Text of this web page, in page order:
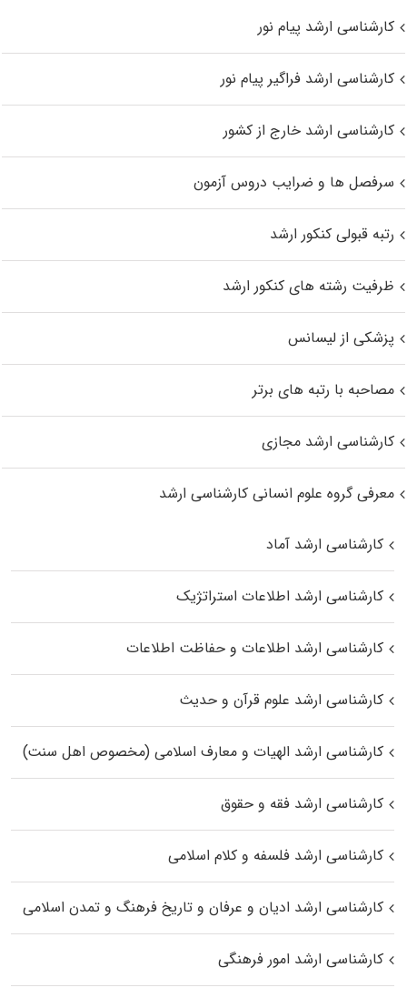
کارشناسی ارشد پیام نور
کارشناسی ارشد فراگیر پیام نور
کارشناسی ارشد خارج از کشور
سرفصل ها و ضرایب دروس آزمون
رتبه قبولی کنکور ارشد
ظرفیت رشته های کنکور ارشد
پزشکی از لیسانس
مصاحبه با رتبه های برتر
کارشناسی ارشد مجازی
معرفی گروه علوم انسانی کارشناسی ارشد
کارشناسی ارشد آماد
کارشناسی ارشد اطلاعات استراتژیک
کارشناسی ارشد اطلاعات و حفاظت اطلاعات
کارشناسی ارشد علوم قرآن و حدیث
کارشناسی ارشد الهیات و معارف اسلامی (مخصوص اهل سنت)
کارشناسی ارشد فقه و حقوق
کارشناسی ارشد فلسفه و کلام اسلامی
کارشناسی ارشد ادیان و عرفان و تاریخ فرهنگ و تمدن اسلامی
کارشناسی ارشد امور فرهنگی